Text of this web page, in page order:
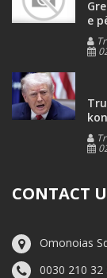
e
CONTACT
Omonoias
0030 210 32